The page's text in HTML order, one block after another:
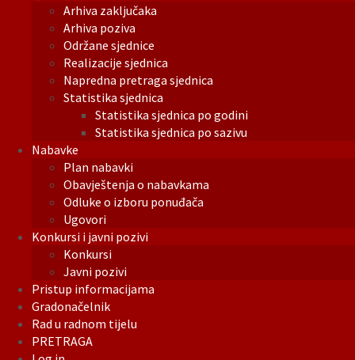
Arhiva zaključaka
Arhiva poziva
Održane sjednice
Realizacije sjednica
Napredna pretraga sjednica
Statistika sjednica
Statistika sjednica po godini
Statistika sjednica po sazivu
Nabavke
Plan nabavki
Obavještenja o nabavkama
Odluke o izboru ponuđača
Ugovori
Konkursi i javni pozivi
Konkursi
Javni pozivi
Pristup informacijama
Gradonačelnik
Rad u radnom tijelu
PRETRAGA